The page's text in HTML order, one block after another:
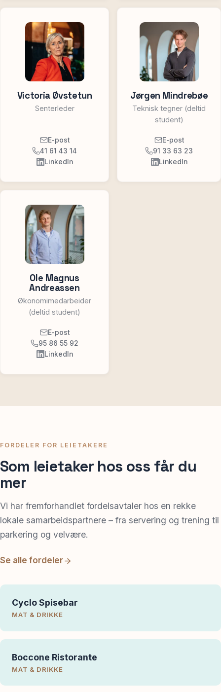
Victoria Øvstetun
Senterleder
E-post
41 61 43 14
LinkedIn
Jørgen Mindrebøe
Teknisk tegner (deltid
student)
E-post
91 33 63 23
LinkedIn
Ole Magnus
Andreassen
Økonomimedarbeider
(deltid student)
E-post
95 86 55 92
LinkedIn
FORDELER FOR LEIETAKERE
Som leietaker hos oss får du
mer
Vi har fremforhandlet fordelsavtaler hos en rekke
lokale samarbeidspartnere – fra servering og trening til
parkering og velvære.
Se alle fordeler
Cyclo Spisebar
MAT & DRIKKE
Boccone Ristorante
MAT & DRIKKE